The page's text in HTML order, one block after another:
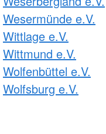
Wesermünde e.V.
Wittlage e.V.
Wittmund e.V.
Wolfenbüttel e.V.
Wolfsburg e.V.